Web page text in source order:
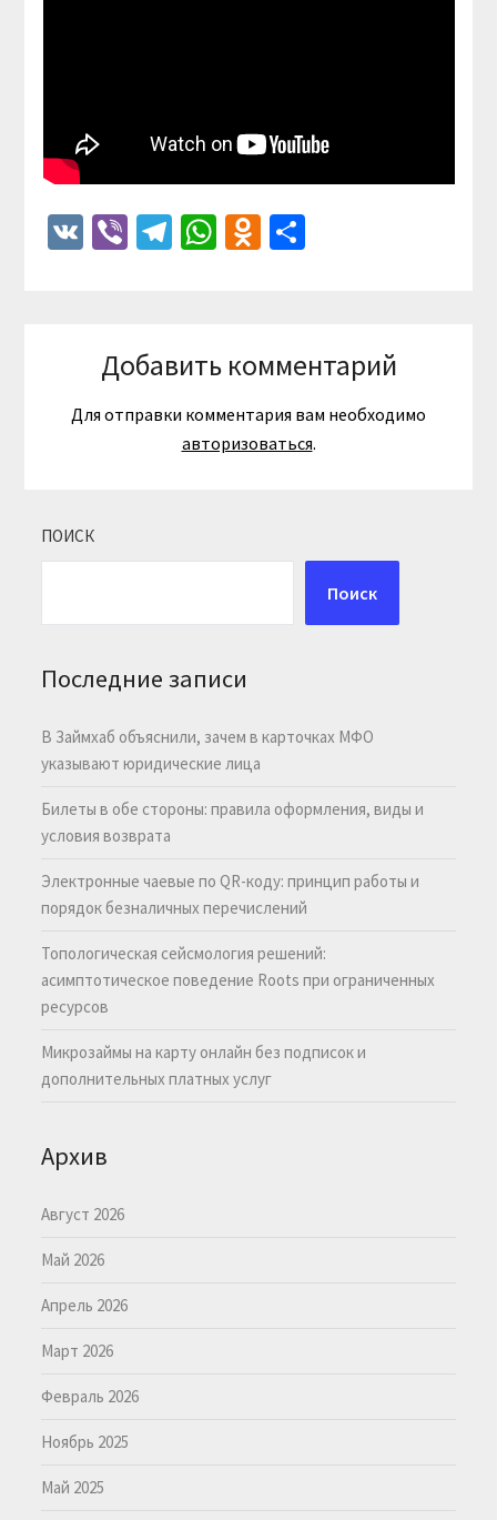
VKViberTelegram
WhatsApp
Odnoklassniki
Отправить
Добавить комментарий
Для отправки комментария вам необходимо
авторизоваться.
ПОИСК
Поиск
Последние записи
В Займхаб объяснили, зачем в карточках МФО
указывают юридические лица
Билеты в обе стороны: правила оформления, виды и
условия возврата
Электронные чаевые по QR-коду: принцип работы и
порядок безналичных перечислений
Топологическая сейсмология решений:
асимптотическое поведение Roots при ограниченных
ресурсов
Микрозаймы на карту онлайн без подписок и
дополнительных платных услуг
Архив
Август 2026
Май 2026
Апрель 2026
Март 2026
Февраль 2026
Ноябрь 2025
Май 2025